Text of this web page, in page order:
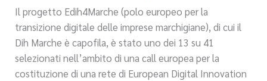
Il progetto Edih4Marche (polo europeo per la
transizione digitale delle imprese marchigiane), di cui il
Dih Marche è capofila, è stato uno dei 13 su 41
selezionati nell’ambito di una call europea per la
costituzione di una rete di European Digital Innovation
Commissione
Europea